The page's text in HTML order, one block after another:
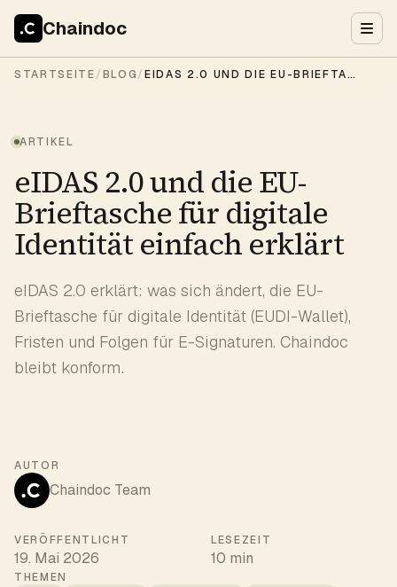
Chaindoc
STARTSEITE/BLOG/ EIDAS 2.0 UND DIE EU-BRIEFTASCHE FÜR DIGITALE IDENTITÄT EINFACH ERKLÄRT
ARTIKEL
eIDAS 2.0 und die EU-
Brieftasche für digitale
Identität einfach erklärt
eIDAS 2.0 erklärt: was sich ändert, die EU-
Brieftasche für digitale Identität (EUDI-Wallet),
Fristen und Folgen für E-Signaturen. Chaindoc
bleibt konform.
AUTOR
Chaindoc Team
VERÖFFENTLICHT
19. Mai 2026
LESEZEIT
10 min
THEMEN